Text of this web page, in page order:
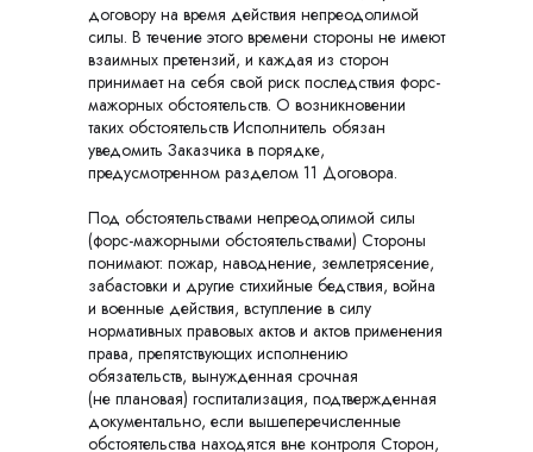
договору на время действия непреодолимой
силы. В течение этого времени стороны не имеют
взаимных претензий, и каждая из сторон
принимает на себя свой риск последствия форс-
мажорных обстоятельств. О возникновении
таких обстоятельств Исполнитель обязан
уведомить Заказчика в порядке,
предусмотренном разделом 11 Договора.
Под обстоятельствами непреодолимой силы
(форс-мажорными обстоятельствами) Стороны
понимают: пожар, наводнение, землетрясение,
забастовки и другие стихийные бедствия, война
и военные действия, вступление в силу
нормативных правовых актов и актов применения
права, препятствующих исполнению
обязательств, вынужденная срочная
(не плановая) госпитализация, подтвержденная
документально, если вышеперечисленные
обстоятельства находятся вне контроля Сторон,